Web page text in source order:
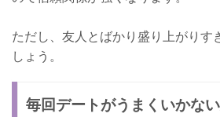
ただし、友人とばかり盛り上がりす
しょう。
毎回デートがうまくいかな